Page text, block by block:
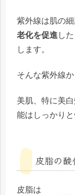
紫外線は肌の細
老化を促進 し
します。
そんな紫外線
美肌、特に美
能はしっかり
皮脂の酸
皮脂は